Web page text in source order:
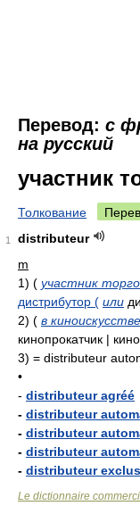
Перевод: с
на русский
участник
Толкование
1
distributeur
m
1) ( участник
дистрибутор ( или
2) ( в киноискусстве
кинопрокатчик |
3) = distributeur
•
- distributeur agréé
- distributeur
- distributeur
- distributeur
- distributeur
Le dictionnaire